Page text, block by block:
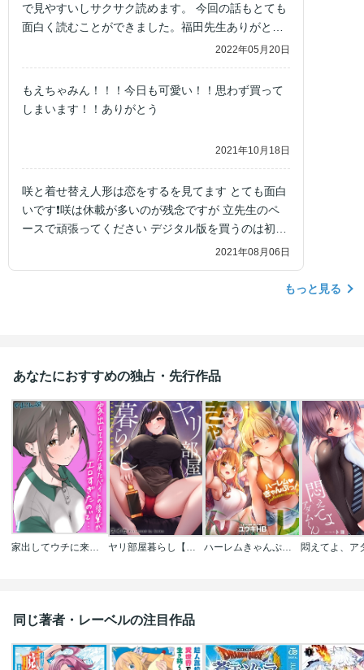
で見やすいしサクサク読めます。 今回の話もとても
面白く読むことができました。福田先生ありがとう
2022年05月20日
もえちゃみん！！！今日も可愛い！！思わず買って
しまいます！！ありがとう
2021年10月18日
咲と着せ替え人形は恋をするを見てます とても面白
いです❗咲は休載が多いのが残念ですが 立先生のペ
ースで頑張ってください デジタル版を買うのは初め
てですが、近頃の本屋さん は立ち読みもできないの
2021年08月06日
もっと見る
あなたにおすすめの独占・先行作品
同じ著者・レーベルの注目作品